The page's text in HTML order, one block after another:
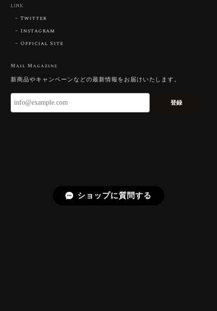
やわらかく受け止めるようにしています。
長くお楽しみいただけますように。
2026/07/21
久しぶりに買えました。 相変わらずギラッギラで素晴
しています。「ギラッギラ」は最上の褒め
言葉として受け取りました。
LINK
Twitter
Instagram
Official Site
Mail Magazine
新商品やキャンペーンなどの最新情報をお届けいたします。
登録
ショップに質問する